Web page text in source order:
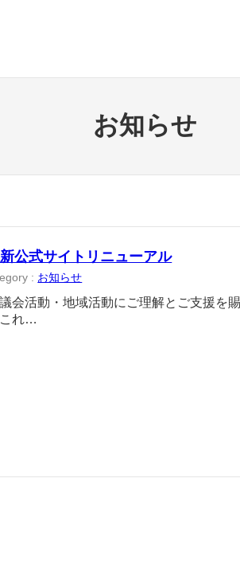
お知らせ
公式サイトリニューアル
: お知らせ
会活動・地域活動にご理解とご支援を
これ…